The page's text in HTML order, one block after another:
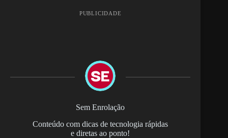
PUBLICIDADE
Sem Enrolação
Conteúdo com dicas de tecnologia rápidas
e diretas ao ponto!